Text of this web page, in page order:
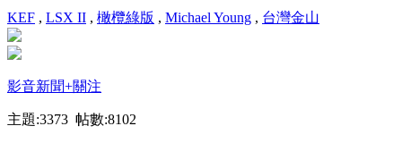
KEF , LSX II , 橄欖綠版 , Michael Young , 台灣金山
影音新聞+關注
主題:3373 帖數:8102